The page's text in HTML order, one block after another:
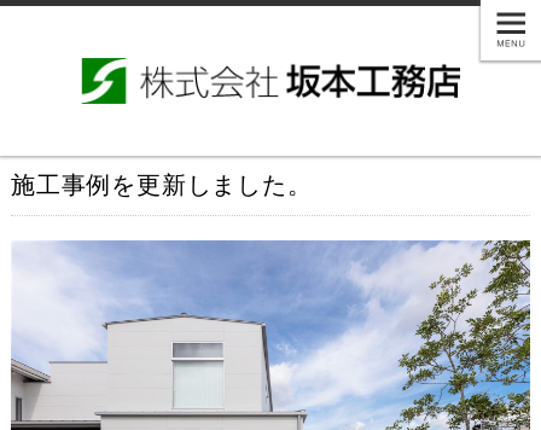
施工事例を更新しました。